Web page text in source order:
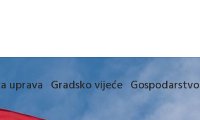
uprava Gradsko vijeće Gospodarstvo